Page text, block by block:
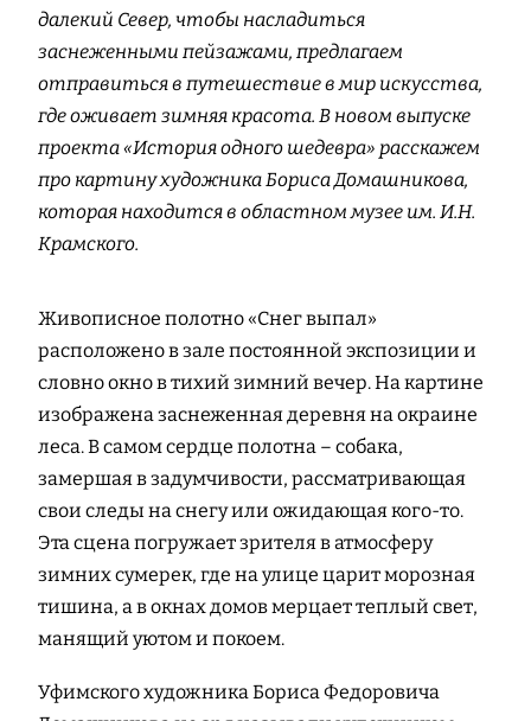
далекий Север, чтобы насладиться
заснеженными пейзажами, предлагаем
отправиться в путешествие в мир искусства,
где оживает зимняя красота. В новом выпуске
проекта «История одного шедевра» расскажем
про картину художника Бориса Домашникова,
которая находится в областном музее им. И.Н.
Крамского.
Живописное полотно «Снег выпал»
расположено в зале постоянной экспозиции и
словно окно в тихий зимний вечер. На картине
изображена заснеженная деревня на окраине
леса. В самом сердце полотна – собака,
замершая в задумчивости, рассматривающая
свои следы на снегу или ожидающая кого-то.
Эта сцена погружает зрителя в атмосферу
зимних сумерек, где на улице царит морозная
тишина, а в окнах домов мерцает теплый свет,
манящий уютом и покоем.
Уфимского художника Бориса Федоровича